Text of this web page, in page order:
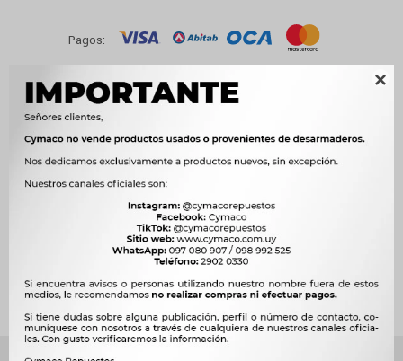

Pagos:
Ver opciones de pago y planes de cuotas

Ver mas productos de la marca Sin Marca